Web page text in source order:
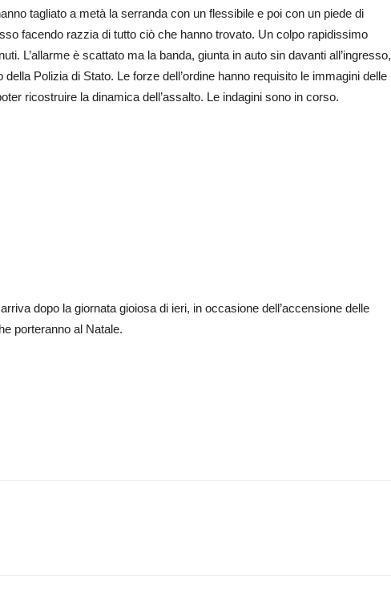
tagliato a metà la serranda con un flessibile e poi con un piede di
facendo razzia di tutto ciò che hanno trovato. Un colpo rapidissimo
L’allarme è scattato ma la banda, giunta in auto sin davanti all’ingresso,
della Polizia di Stato. Le forze dell’ordine hanno requisito le immagini delle
ricostruire la dinamica dell’assalto. Le indagini sono in corso.
dopo la giornata gioiosa di ieri, in occasione dell’accensione delle
porteranno al Natale.